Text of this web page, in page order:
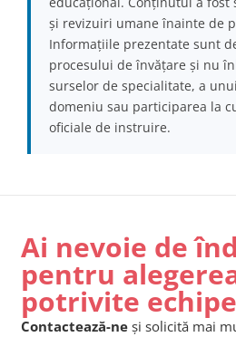
și revizuiri umane înainte de
Informațiile prezentate sunt
procesului de învățare și nu
surselor de specialitate, a
domeniu sau participarea la
oficiale de instruire.
Ai nevoie de
pentru
potrivite
Contactează-ne și solicită mai